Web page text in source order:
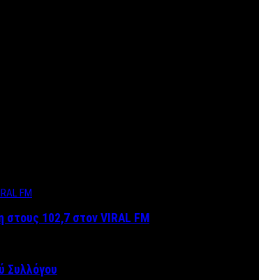
102,7 στον VIRAL FM
Συλλόγου